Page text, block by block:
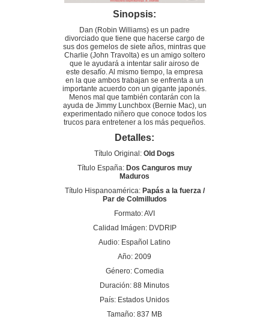
Sinopsis:
Dan (Robin Williams) es un padre
divorciado que tiene que hacerse cargo de
sus dos gemelos de siete años, mintras que
Charlie (John Travolta) es un amigo soltero
que le ayudará a intentar salir airoso de
este desafío. Al mismo tiempo, la empresa
en la que ambos trabajan se enfrenta a un
importante acuerdo con un gigante japonés.
Menos mal que también contarán con la
ayuda de Jimmy Lunchbox (Bernie Mac), un
experimentado niñero que conoce todos los
trucos para entretener a los más pequeños.
Detalles:
Título Original: Old Dogs
Título España:Dos Canguros muy
Maduros
Título Hispanoamérica: Papás a la fuerza /
Par de Colmilludos
Formato: AVI
Calidad Imágen: DVDRIP
Audio: Español Latino
Año: 2009
Género: Comedia
Duración: 88 Minutos
País: Estados Unidos
Tamaño: 837 MB